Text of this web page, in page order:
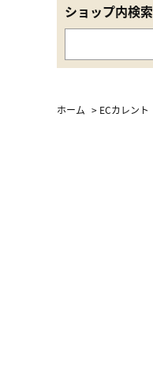
ショップ内検索
ホーム > ECカレント